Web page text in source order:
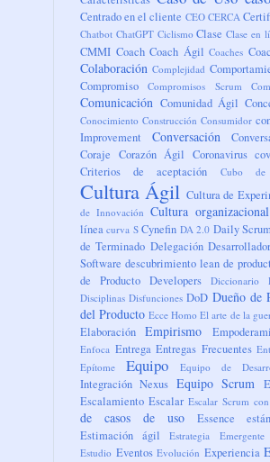
Centrado en el cliente CEO CERCA
Chatbot ChatGPT Ciclismo Clase Clase en
CMMI Coach Coach Ágil Coaches
Colaboración Complejidad
Compromiso Compromisos Scrum
Comunicación Comunidad Ágil
Conocimiento Construcción Consumidor
Improvement
Conversación
Coraje Corazón Ágil Coronavirus
Criterios de aceptación Cubo de
Cultura Ágil Cultura de
de Innovación Cultura organizacional
línea curva S Cynefin DA 2.0 Daily
de Terminado Delegación
Software descubrimiento lean de
de Producto Developers Diccionario
Disciplinas Disfunciones DoD Dueño de
del Producto Ecce Homo El arte de la
Elaboración Empirismo
Enfoca Entrega Entregas Frecuentes
Epítome
Equipo Equipo de
Integración Nexus Equipo Scrum
Escalamiento Escalar Escalar Scrum
de casos de uso
Essence
Estimación ágil
Estrategia Emergente
Estudio Eventos Evolución Experiencia